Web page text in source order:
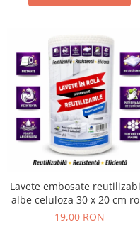
Curatare Intretinere
Gel de Dus
Igiena Orala
Make-up
Fond de ten
Rujuri
Plasturi
Sampon
Sare de baie
Lavete embosate
albe celuloza 30 x 20 cm
50 bucati
19,00 RON